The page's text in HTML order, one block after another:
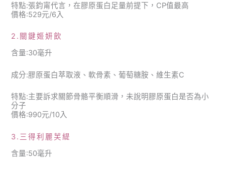
特點:張鈞甯代言，在膠原蛋白足量前提下，CP值最高
價格:529元/6入
2.關鍵姬妍飲
含量:30毫升
成分:膠原蛋白萃取液、軟骨素、葡萄糖胺、維生素C
特點:主要訴求關節骨骼平衡順滑，未說明膠原蛋白是否為小
分子
價格:990元/10入
3.三得利麗芙緹
含量:50毫升